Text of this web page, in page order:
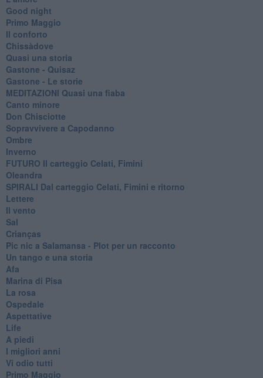
Good night
Primo Maggio
Il conforto
Chissàdove
Quasi una storia
Gastone - Quisaz
Gastone - Le storie
MEDITAZIONI Quasi una fiaba
Canto minore
Don Chisciotte
Sopravvivere a Capodanno
Ombre
Inverno
FUTURO Il carteggio Celati, Fimini
Oleandra
SPIRALI Dal carteggio Celati, Fimini e ritorno
Lettere
Il vento
Sal
Crianças
Pic nic a Salamansa - Plot per un racconto
Un tango e una storia
Afa
Marina di Pisa
La rosa
Ospedale
Aspettative
Life
A piedi
I migliori anni
Vi odio tutti
Primo Maggio